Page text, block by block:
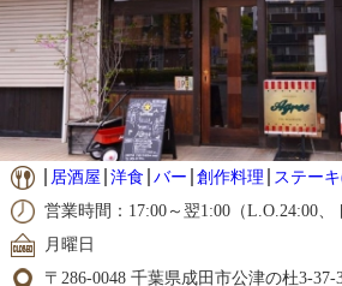
居酒屋 洋食 バー 創作料理
ステー
営業時間：17:00～翌1:00（L.O.24:00、
月曜日
〒286-0048 千葉県成田市公津の杜3-